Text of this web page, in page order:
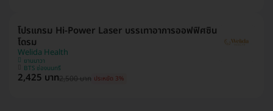
โปรแกรม Hi-Power Laser บรรเทาอาการออฟฟิศซิน
โดรม
Welida Health
ยานนาวา
BTS ช่องนนทรี
2,425 บาท2,500 บาท ประหยัด 3%